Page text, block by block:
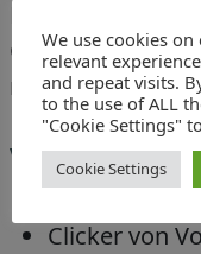
Gruppenstunde,
nach
Clicker von
We use cookies
relevant
and repeat visits.
to the use of ALL
"Cookie Settings"
Cookie Settings